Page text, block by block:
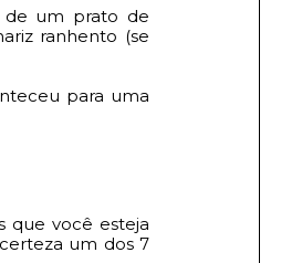
de um prato de
ranhento (se
para uma
que você esteja
um dos 7